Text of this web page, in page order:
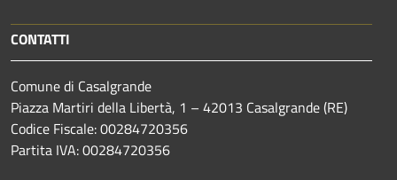
CONTATTI
Comune di Casalgrande
Piazza Martiri della Libertà, 1 – 42013 Casalgrande (RE)
Codice Fiscale: 00284720356
Partita IVA: 00284720356